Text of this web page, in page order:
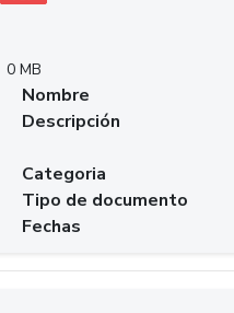
0 MB
Nombre
Descripción
Categoria
Tipo de documento
Fechas